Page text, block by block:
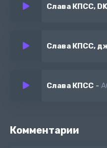
Слава КПСС, DK
Слава КПСС,
Слава КПСС -
Комментарии